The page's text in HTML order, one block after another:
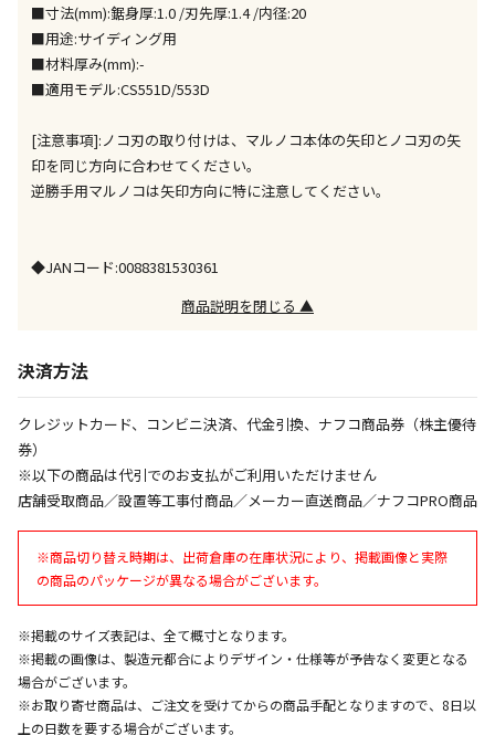
※同時購入の商品は、全て同じ店舗での受取となりま
す
委託業者によりお届けする商品です
※ほか商品との同時購入はできません。お手数です
※支払い方法の代金引換は選択できません。
※電話注文はできません。
同時購入が可能です
午前9時までのご注文確定した商品については、当日に
は、休業明けからの出荷対応となります。
設置工事代金も含まれた商品です
お見積商品です。金額・施工日はお打ち合わせの上、
決定となります。
お見積商品です。金額・施工日はお打ち合わせの上、
決定となります。
■寸法(mm):鋸身厚:1.0 /刃先厚:1.4 /内径:20
■用途:サイディング用
■材料厚み(mm):-
■適用モデル:CS551D/553D
[注意事項]:ノコ刃の取り付けは、マルノコ本体の矢印とノコ刃の矢
印を同じ方向に合わせてください。
逆勝手用マルノコは矢印方向に特に注意してください。
◆JANコード:0088381530361
商品説明を閉じる ▲
決済方法
クレジットカード、コンビニ決済、代金引換、ナフコ商品券（株主優待
券）
※以下の商品は代引でのお支払がご利用いただけません
店舗受取商品／設置等工事付商品／メーカー直送商品／ナフコPRO商品
※商品切り替え時期は、出荷倉庫の在庫状況により、掲載画像と実際
の商品のパッケージが異なる場合がございます。
※掲載のサイズ表記は、全て概寸となります。
※掲載の画像は、製造元都合によりデザイン・仕様等が予告なく変更となる
場合がございます。
※お取り寄せ商品は、ご注文を受けてからの商品手配となりますので、8日以
上の日数を要する場合がございます。